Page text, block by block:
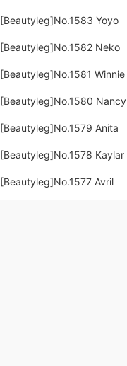
[Beautyleg]No.1583 Yoyo
[Beautyleg]No.1582 Neko
[Beautyleg]No.1581 Winnie
[Beautyleg]No.1580 Nancy
[Beautyleg]No.1579 Anita
[Beautyleg]No.1578 Kaylar
[Beautyleg]No.1577 Avril